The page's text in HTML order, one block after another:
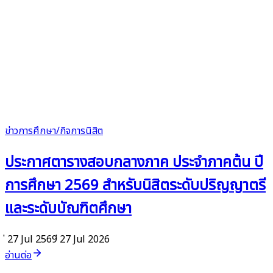
ข่าวการศึกษา/กิจการนิสิต
ประกาศตารางสอบกลางภาค ประจำภาคต้น ปี
การศึกษา 2569 สำหรับนิสิตระดับปริญญาตรี
และระดับบัณฑิตศึกษา
่ 27 Jul 2569 ่ 27 Jul 2026
อ่านต่อ